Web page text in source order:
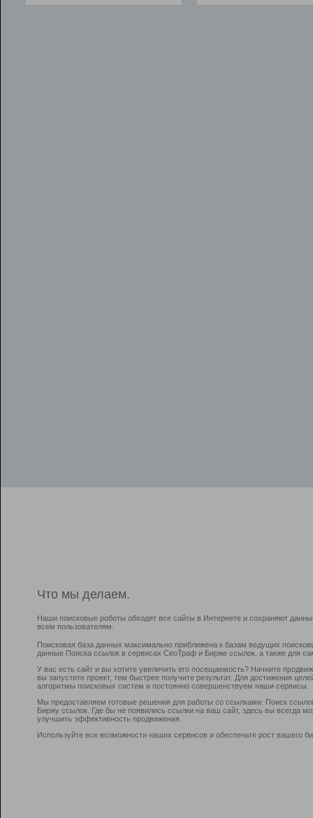
Что мы делаем.
Наши поисковые роботы обходят все сайты в Интернете и сохраняют
всем пользователям.
Поисковая база данных максимально приближена к базам ведущих
данные Поиска ссылок в сервисах СеоТраф и Бирже ссылок, а также для
У вас есть сайт и вы хотите увеличить его посещаемость? Начните
вы запустите проект, тем быстрее получите результат. Для достижения
алгоритмы поисковых систем и постоянно совершенствуем наши сервисы.
Мы предоставляем готовые решения для работы со ссылками: Поиск
Биржу ссылок. Где бы не появились ссылки на ваш сайт, здесь вы всегда
улучшить эффективность продвижения.
Используйте все возможности наших сервисов и обеспечьте рост вашего